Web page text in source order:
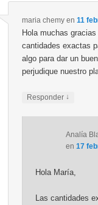
maria chemyen 11
Hola muchas
cantidades exactas
algo para dar un
perjudique nuestro
Responder ↓
Analía
en 17
Hola María,
Las cantidades